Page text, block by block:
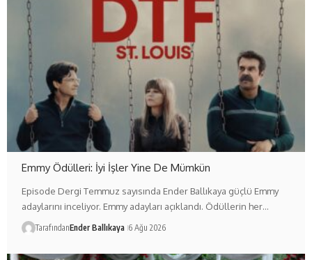
Emmy Ödülleri: İyi İşler Yine De Mümkün
Episode Dergi Temmuz sayısında Ender Ballıkaya güçlü Emmy
adaylarını inceliyor. Emmy adayları açıklandı. Ödüllerin her…
TarafındanEnder Ballıkaya 6 Ağu 2026